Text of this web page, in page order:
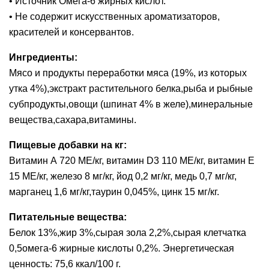
• Не содержит искусственных ароматизаторов,
красителей и консервантов.
Ингредиенты:
Мясо и продукты переработки мяса (19%, из которых
утка 4%),экстракт растительного белка,рыба и рыбные
субпродукты,овощи (шпинат 4% в желе),минеральные
вещества,сахара,витамины.
Пищевые добавки на кг:
Витамин А 720 МЕ/кг, витамин D3 110 МЕ/кг, витамин E
15 МЕ/кг, железо 8 мг/кг, йод 0,2 мг/кг, медь 0,7 мг/кг,
марганец 1,6 мг/кг,таурин 0,045%, цинк 15 мг/кг.
Питательные вещества:
Белок 13%,жир 3%,сырая зола 2,2%,сырая клетчатка
0,5омега-6 жирные кислоты 0,2%. Энергетическая
ценность: 75,6 ккал/100 г.